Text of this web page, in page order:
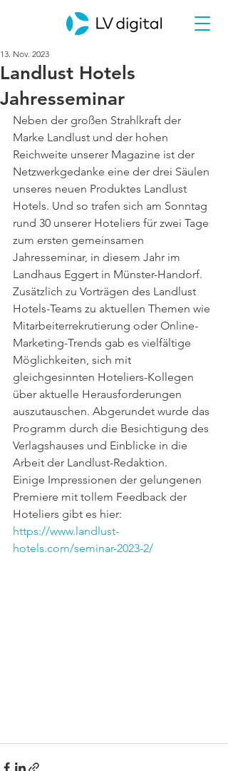
Landlust Hotels
Jahresseminar
13. Nov. 2023
Neben der großen Strahlkraft der
Marke Landlust und der hohen
Reichweite unserer Magazine ist der
Netzwerkgedanke eine der drei Säulen
unseres neuen Produktes Landlust
Hotels. Und so trafen sich am Sonntag
rund 30 unserer Hoteliers für zwei Tage
zum ersten gemeinsamen
Jahresseminar, in diesem Jahr im
Landhaus Eggert in Münster-Handorf.
Zusätzlich zu Vorträgen des Landlust
Hotels-Teams zu aktuellen Themen wie
Mitarbeiterrekrutierung oder Online-
Marketing-Trends gab es vielfältige
Möglichkeiten, sich mit
gleichgesinnten Hoteliers-Kollegen
über aktuelle Herausforderungen
auszutauschen. Abgerundet wurde das
Programm durch die Besichtigung des
Verlagshauses und Einblicke in die
Arbeit der Landlust-Redaktion.
Einige Impressionen der gelungenen
Premiere mit tollem Feedback der
Hoteliers gibt es hier:
https://www.landlust-
hotels.com/seminar-2023-2/